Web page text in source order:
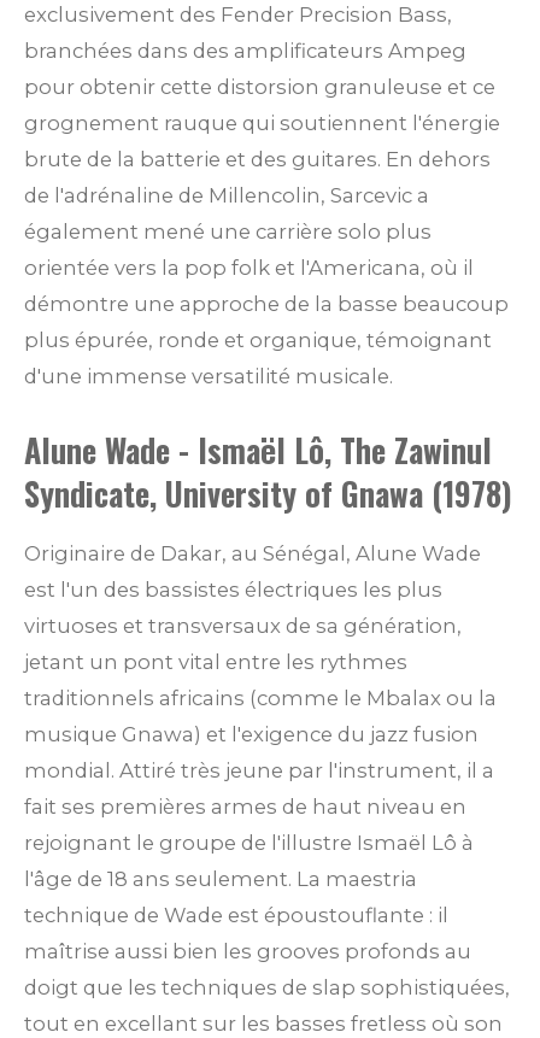
exclusivement des Fender Precision Bass,
branchées dans des amplificateurs Ampeg
pour obtenir cette distorsion granuleuse et ce
grognement rauque qui soutiennent l'énergie
brute de la batterie et des guitares. En dehors
de l'adrénaline de Millencolin, Sarcevic a
également mené une carrière solo plus
orientée vers la pop folk et l'Americana, où il
démontre une approche de la basse beaucoup
plus épurée, ronde et organique, témoignant
d'une immense versatilité musicale.
Alune Wade - Ismaël Lô, The Zawinul
Syndicate, University of Gnawa (1978)
Originaire de Dakar, au Sénégal, Alune Wade
est l'un des bassistes électriques les plus
virtuoses et transversaux de sa génération,
jetant un pont vital entre les rythmes
traditionnels africains (comme le Mbalax ou la
musique Gnawa) et l'exigence du jazz fusion
mondial. Attiré très jeune par l'instrument, il a
fait ses premières armes de haut niveau en
rejoignant le groupe de l'illustre Ismaël Lô à
l'âge de 18 ans seulement. La maestria
technique de Wade est époustouflante : il
maîtrise aussi bien les grooves profonds au
doigt que les techniques de slap sophistiquées,
tout en excellant sur les basses fretless où son